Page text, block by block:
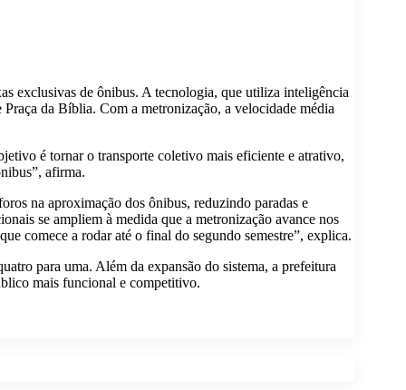
exclusivas de ônibus. A tecnologia, que utiliza inteligência
da Bíblia. Com a metronização, a velocidade média
é tornar o transporte coletivo mais eficiente e atrativo,
afirma.
na aproximação dos ônibus, reduzindo paradas e
se ampliem à medida que a metronização avance nos
comece a rodar até o final do segundo semestre”, explica.
para uma. Além da expansão do sistema, a prefeitura
mais funcional e competitivo.